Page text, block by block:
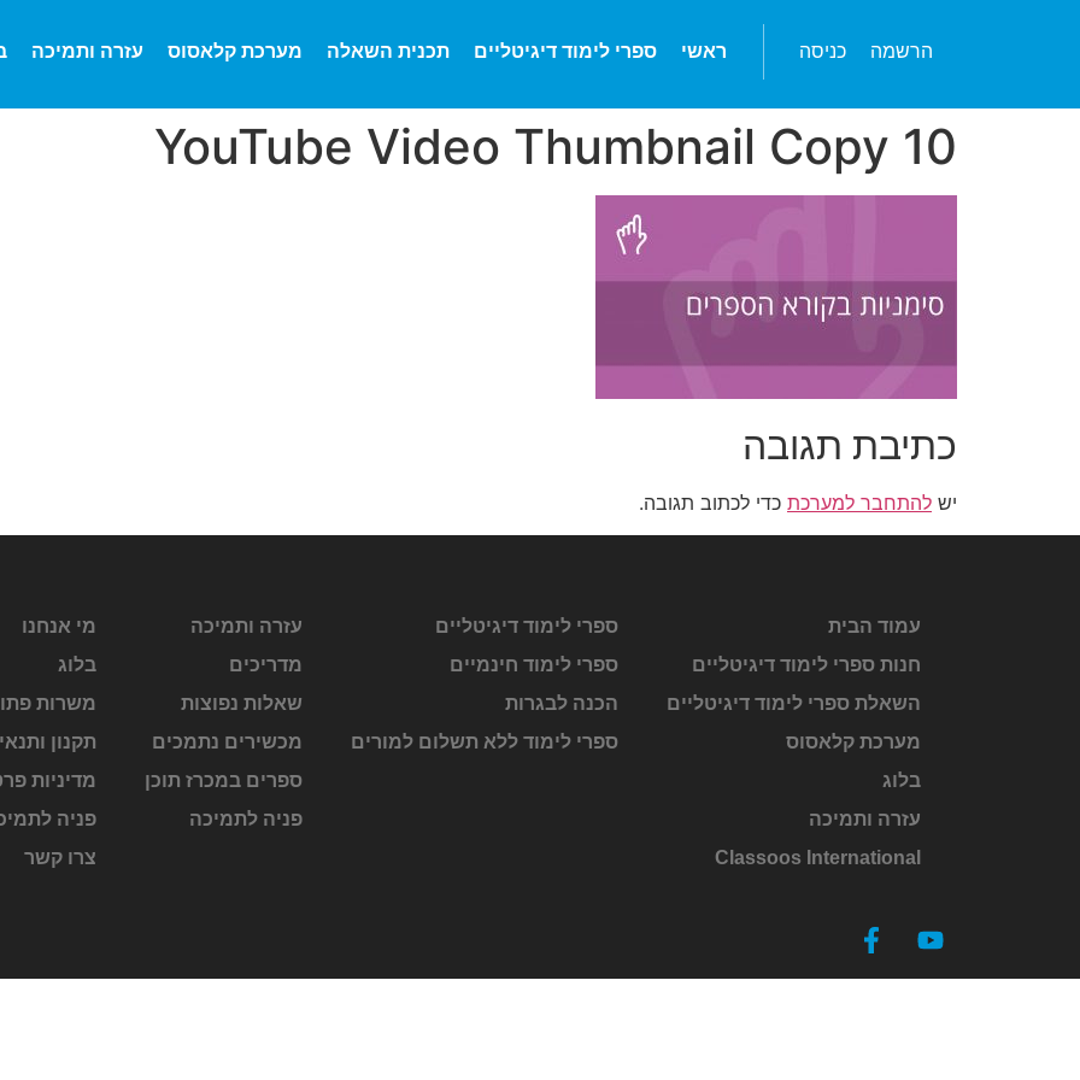
הרשמה כניסה ראשי ספרי לימוד דיגיטליים תכנית השאלה מערכת קלאסוס עזרה ותמיכה
YouTube Video Thumbnail Copy 10
כתיבת תגובה
יש להתחבר למערכת כדי לכתוב תגובה.
עמוד הבית
חנות ספרי לימוד דיגיטליים
השאלת ספרי לימוד דיגיטליים
מערכת קלאסוס
בלוג
עזרה ותמיכה
Classoos International
ספרי לימוד דיגיטליים
ספרי לימוד חינמיים
הכנה לבגרות
ספרי לימוד ללא תשלום למורים
עזרה ותמיכה
מדריכים
שאלות נפוצות
מכשירים נתמכים
ספרים במכרז תוכן
פניה לתמיכה
מי אנחנו
בלוג
משרות
תקנון
מדיניות
פניה
צרו קשר